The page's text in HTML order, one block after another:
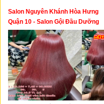
Salon Nguyên Khánh Hòa Hưng
Quận 10 - Salon Gội Đầu Dưỡng
Sinh Hòa Hưng Quận 10